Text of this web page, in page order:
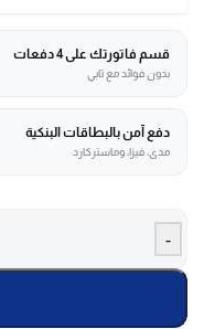
قسم فاتورتك على 4 دفعات
بدون فوائد مع تابي
دفع آمن بالبطاقات البنكية
مدى، فيزا، وماستركارد
-